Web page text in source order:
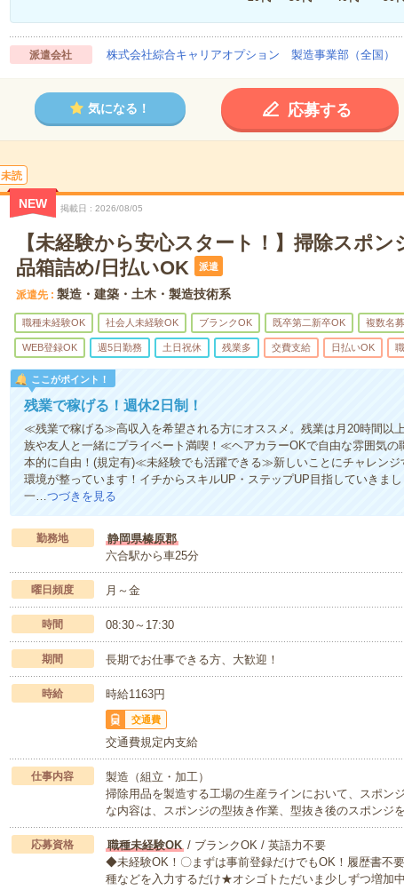
派遣会社 株式会社綜合キャリアオプション 製造事業部（全国）
気になる！ 応募する
未読
NEW 掲載日 2026/08/05
【未経験から安心スタート！】掃除スポン
品箱詰め/日払いOK
派遣
派遣先 製造・建築・土木・製造技術系
職種未経験OK 社会人未経験OK ブランクOK 既卒第二新卒OK 複数名
WEB登録OK 週5日勤務 土日祝休 残業多 交費支給 日払いOK
ここがポイント！
残業で稼げる！週休2日制！
≪残業で稼げる≫高収入を希望される方にオススメ。残業は月20時間以
族や友人と一緒にプライベート満喫！≪ヘアカラーOKで自由な雰囲気
本的に自由！(規定有)≪未経験でも活躍できる≫新しいことにチャレンジ
環境が整っています！イチからスキルUP・ステップUP目指していきま
一… つづきを見る
勤務地
静岡県榛原郡
六合駅から車25分
曜日頻度 月～金
時間 08:30～17:30
期間 長期でお仕事できる方、大歓迎！
時給 時給1163円
交通費
交通費規定内支給
仕事内容
製造（組立・加工）
掃除用品を製造する工場の生産ラインにおいて、スポン
な内容は、スポンジの型抜き作業、型抜き後のスポンジ
応募資格 職種未経験OK / ブランクOK / 英語力不要
◆未経験OK！〇まずは事前登録だけでもOK！履歴書不
種などを入力するだけ★オシゴトただいま少しずつ増加